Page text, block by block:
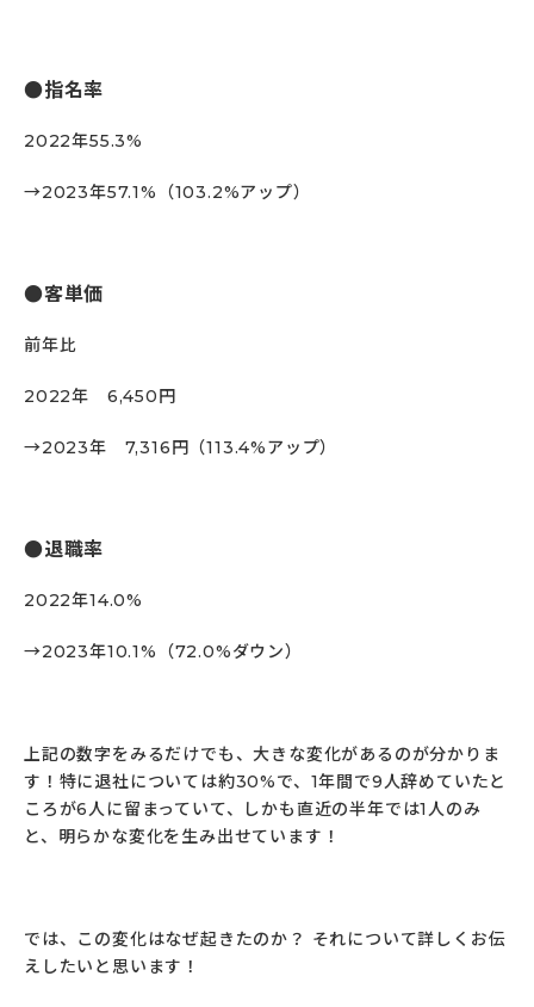
指名率
2022年55.3%
→2023年57.1%（103.2%アップ）
客単価
前年比
2022年 6,450円
→2023年 7,316円（113.4%アップ）
退職率
2022年14.0%
→2023年10.1%（72.0%ダウン）
上記の数字をみるだけでも、大きな変化があるのが分かりま
す！特に退社については約30%で、1年間で9人辞めていたと
ころが6人に留まっていて、しかも直近の半年では1人のみ
と、明らかな変化を生み出せています！
では、この変化はなぜ起きたのか？ それについて詳しくお伝
えしたいと思います！